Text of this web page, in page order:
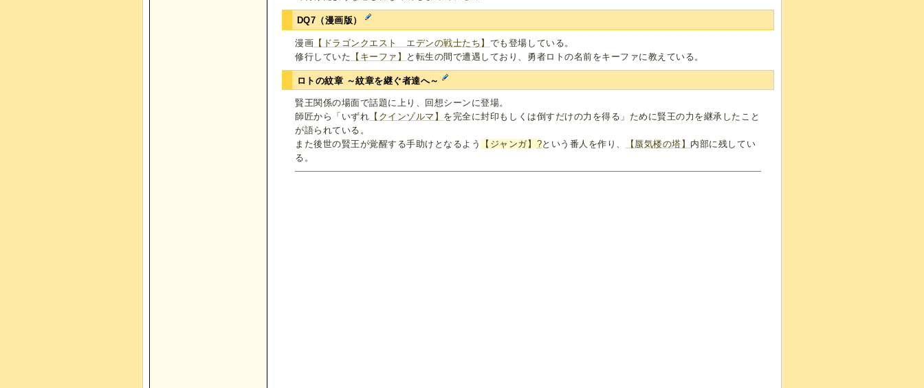
DQ7（漫画版）
漫画 【ドラゴンクエスト エデンの戦士たち】 でも登場している。
修行していた 【キーファ】 と転生の間で遭遇しており、勇者ロトの名前をキーファに教えている。
ロトの紋章 ～紋章を継ぐ者達へ～
賢王関係の場面で話題に上り、回想シーンに登場。
師匠から「いずれ 【クインゾルマ】 を完全に封印もしくは倒すだけの力を得る」ために賢王の力を継承したこと
が語られている。
また後世の賢王が覚醒する手助けとなるよう
【ジャンガ】 ?という番人を作り、 【蜃気楼の塔】 内部に残してい
る。